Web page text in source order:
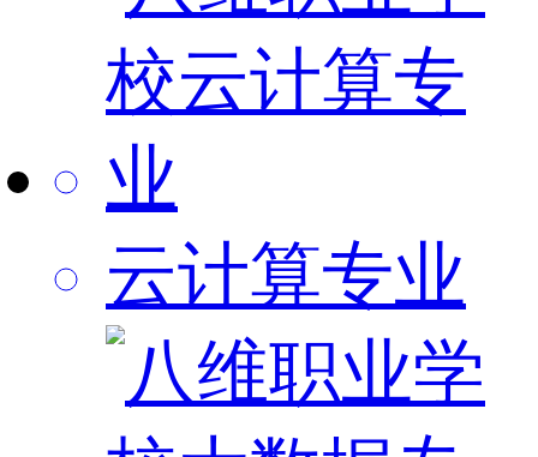
云计算专业